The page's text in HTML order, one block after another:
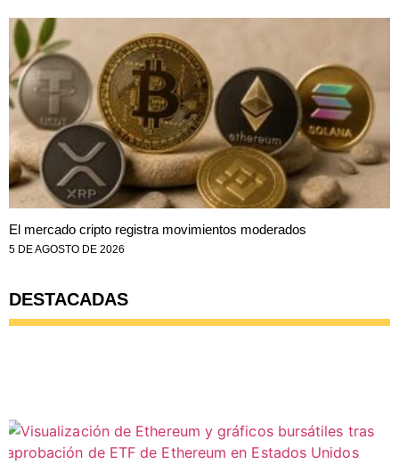
El mercado cripto registra movimientos moderados
5 DE AGOSTO DE 2026
DESTACADAS